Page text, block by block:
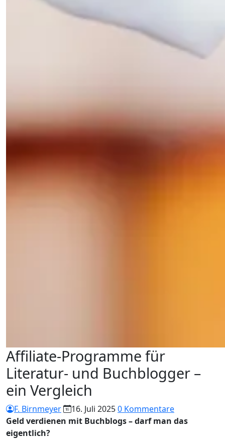
Affiliate-Programme für
Literatur- und Buchblogger –
ein Vergleich
F. Birnmeyer 16. Juli 20250 Kommentare
Geld verdienen mit Buchblogs – darf man das
eigentlich?